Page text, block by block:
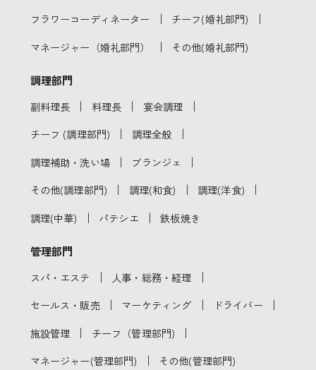
フラワーコーディネーター ｜ チーフ(婚礼部門) ｜
マネージャー（婚礼部門） ｜ その他(婚礼部門)
調理部門
副料理長 ｜ 料理長 ｜ 宴会調理 ｜
チーフ (調理部門) ｜ 調理全般 ｜
調理補助・洗い場 ｜ ブランジェ ｜
その他(調理部門) ｜ 調理(和食) ｜ 調理(洋食) ｜
調理(中華) ｜ パテシエ ｜ 鉄板焼き
管理部門
スパ・エステ ｜ 人事・総務・経理 ｜
セールス・販売 ｜ マーケティング ｜ ドライバー ｜
施設管理 ｜ チーフ（管理部門) ｜
マネージャー(管理部門) ｜ その他(管理部門)